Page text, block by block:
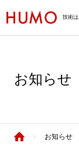
技術は
お知らせ
お知らせ